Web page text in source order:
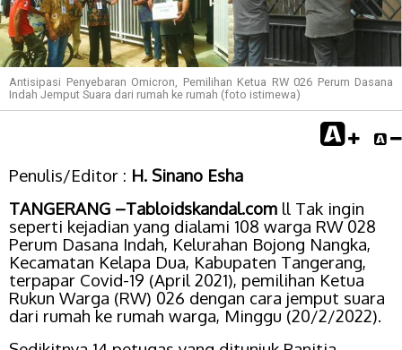
Antisipasi Penyebaran Omicron, Pemilihan Ketua RW 026 Perum Dasana
Indah Jemput Suara dari rumah ke rumah (foto istimewa)
Penulis/Editor : H. Sinano Esha
TANGERANG –Tabloidskandal.com ll Tak ingin
seperti kejadian yang dialami 108 warga RW 028
Perum Dasana Indah, Kelurahan Bojong Nangka,
Kecamatan Kelapa Dua, Kabupaten Tangerang,
terpapar Covid-19 (April 2021), pemilihan Ketua
Rukun Warga (RW) 026 dengan cara jemput suara
dari rumah ke rumah warga, Minggu (20/2/2022).